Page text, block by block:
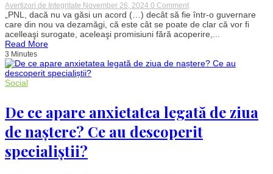
Avertizori de Integritate November 26, 2024 0 Commenton
Ilie
Bolojan:
„PNL,
decât
într-
nou
va
dezamăgi,
mai
bine
„PNL, dacă nu va găsi un acord (…) decât să fie într-o guvernare
care din nou va dezamăgi, că este cât se poate de clar că vor fi
acelleaşi surogate, aceleaşi promisiuni fără acoperire,...
Read More
3 Minutes
Social
De ce apare anxietatea legată de ziua
de naștere? Ce au descoperit
specialiștii?